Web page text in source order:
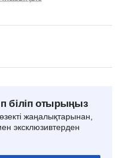
біліп отырыңыз
жаңалықтарынан,
эксклюзивтерден